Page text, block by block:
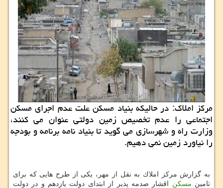
مركز املاك: در حالیكه بنیاد مسكن علت عدم اجرای مسكن
اجتماعی را عدم تخصیص زمین دولتی عنوان می كنند،
وزارت راه و شهرسازی می گوید تا بنیاد نامه برنامه و بودجه
را نیاورد زمین نمی دهیم.
به گزارش مركز املاك به نقل از مهر، یكی از طرح هایی كه برای
تامین مسكن اقشار صدمه پذیر از ابتدای دولت یازدهم و در دولت